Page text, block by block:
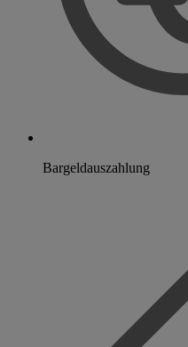
Bargeldauszahlung